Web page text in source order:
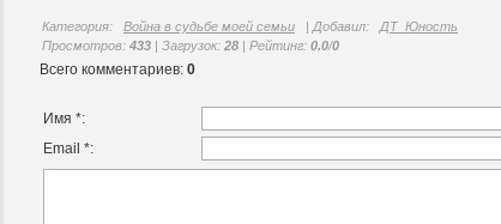
Категория: Война в судьбе моей семьи | Добавил:
ДТ_Юность
Просмотров: 433 | Загрузок: 28 | Рейтинг: 0.0/0
Всего комментариев: 0
Имя *:
Email *: